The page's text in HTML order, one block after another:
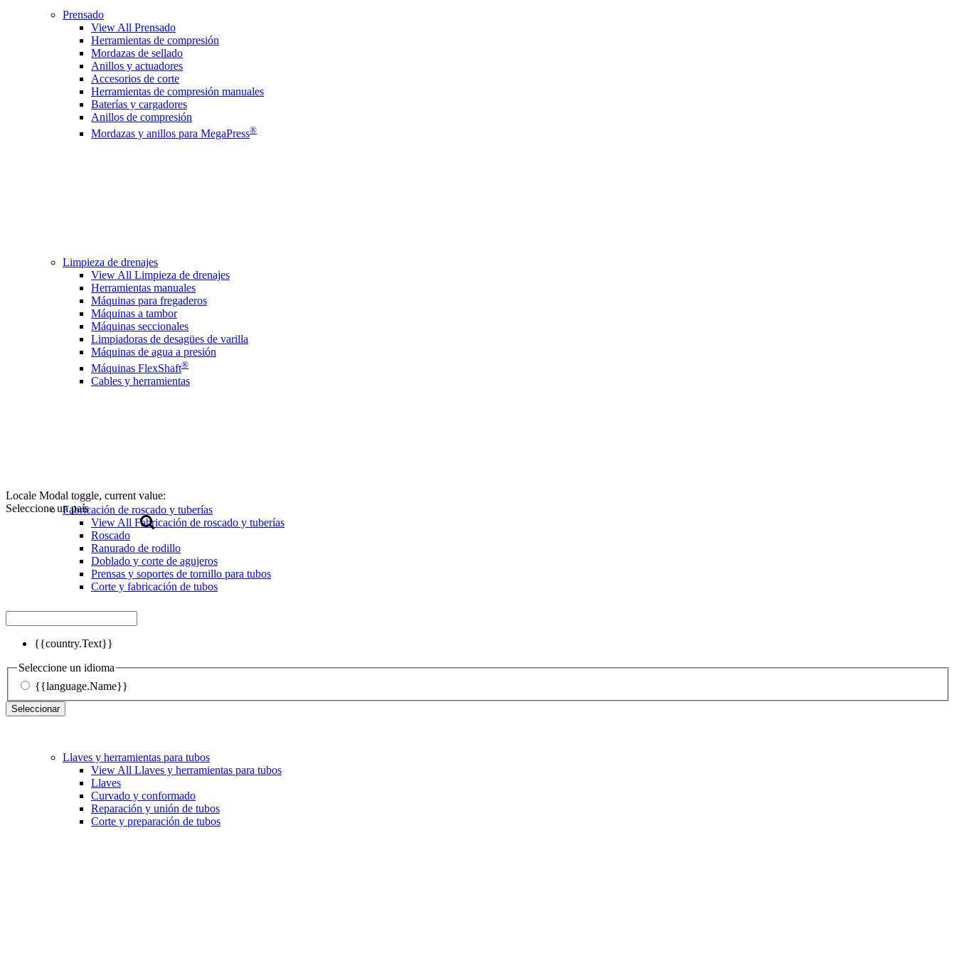
Locale Modal toggle, current value:
Seleccione un país
{{country.Text}}
Seleccione un idioma
{{language.Name}}
Seleccionar
Prensado
View All Prensado
Herramientas de compresión
Mordazas de sellado
Anillos y actuadores
Accesorios de corte
Herramientas de compresión manuales
Baterías y cargadores
Anillos de compresión
Mordazas y anillos para MegaPress®
Limpieza de drenajes
View All Limpieza de drenajes
Herramientas manuales
Máquinas para fregaderos
Máquinas a tambor
Máquinas seccionales
Limpiadoras de desagües de varilla
Máquinas de agua a presión
Máquinas FlexShaft®
Cables y herramientas
Fabricación de roscado y tuberías
View All Fabricación de roscado y tuberías
Roscado
Ranurado de rodillo
Doblado y corte de agujeros
Prensas y soportes de tornillo para tubos
Corte y fabricación de tubos
Llaves y herramientas para tubos
View All Llaves y herramientas para tubos
Llaves
Curvado y conformado
Reparación y unión de tubos
Corte y preparación de tubos